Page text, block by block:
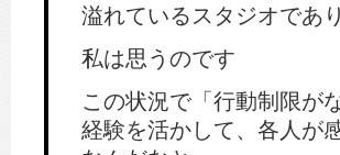
溢れているスタジオであ
私は思うのです
この状況で「行動制限が
経験を活かして、各人が